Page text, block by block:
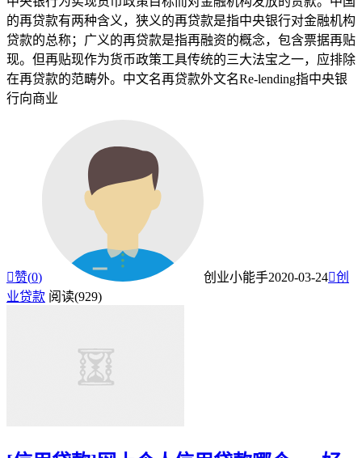
的再贷款有两种含义，狭义的再贷款是指中央银行对金融机构
贷款的总称；广义的再贷款是指再融资的概念，包含票据再贴
现。但再贴现作为货币政策工具传统的三大法宝之一，应排除
在再贷款的范畴外。中文名再贷款外文名Re-lending指中央银
行向商业
赞(0) 创业小能手2020-03-24创
业贷款 阅读(929)